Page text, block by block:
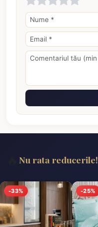
Nu rata reducerile!
-33% -25%